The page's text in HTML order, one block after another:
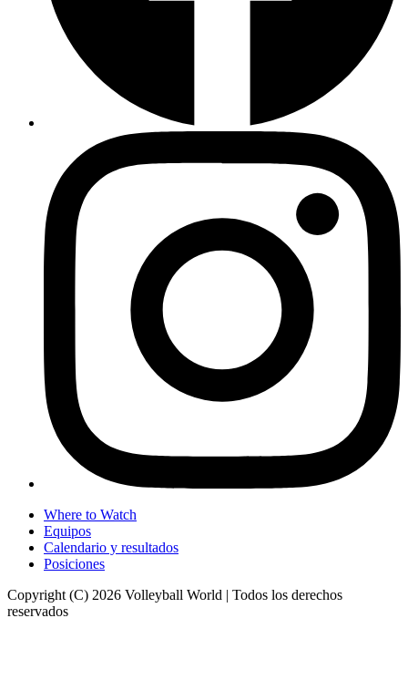
Where to Watch
Equipos
Calendario y resultados
Posiciones
Copyright (C) 2026 Volleyball World | Todos los derechos
reservados